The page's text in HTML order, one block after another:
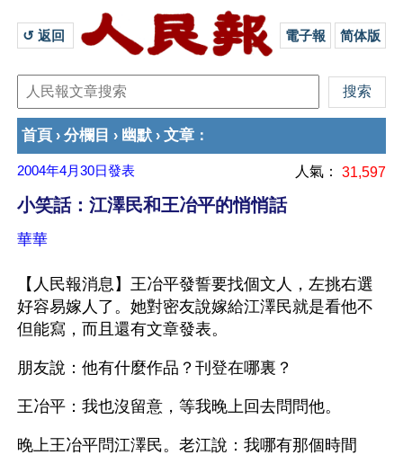
↺ 返回 電子報 简体版
首頁 › 分欄目 › 幽默 › 文章 ：
2004年4月30日發表 人氣： 31,597
小笑話：江澤民和王冶平的悄悄話
華華
【人民報消息】王冶平發誓要找個文人，左挑右選
好容易嫁人了。她對密友說嫁給江澤民就是看他不
但能寫，而且還有文章發表。
朋友說：他有什麼作品？刊登在哪裏？
王冶平：我也沒留意，等我晚上回去問問他。
晚上王冶平問江澤民。老江說：我哪有那個時間